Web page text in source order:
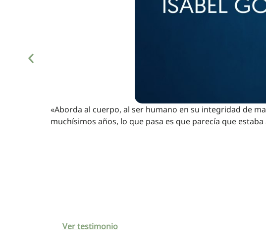
«Aborda al cuerpo, al ser humano en su integridad de
muchísimos años, lo que pasa es que parecía que
Ver testimonio